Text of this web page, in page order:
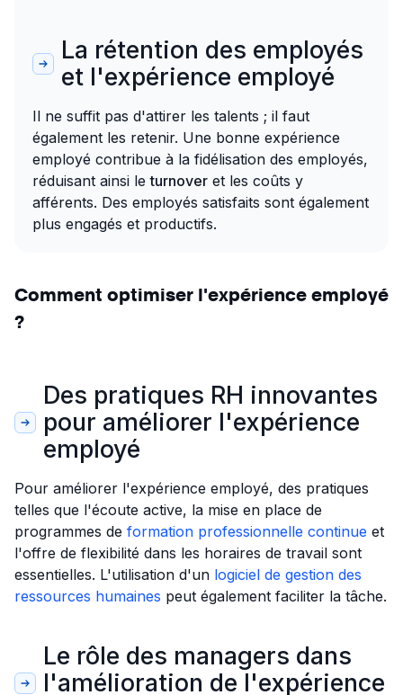
La rétention des employés
et l'expérience employé
Il ne suffit pas d'attirer les talents ; il faut
également les retenir. Une bonne expérience
employé contribue à la fidélisation des employés,
réduisant ainsi leturnover et les coûts y
afférents. Des employés satisfaits sont également
plus engagés et productifs.
Comment optimiser l'expérience employé
?
Des pratiques RH innovantes
pour améliorer l'expérience
employé
Pour améliorer l'expérience employé, des pratiques
telles que l'écoute active, la mise en place de
programmes de formation professionnelle continue et
l'offre de flexibilité dans les horaires de travail sont
essentielles. L'utilisation d'un logiciel de gestion des
ressources humaines peut également faciliter la tâche.
Le rôle des managers dans
l'amélioration de l'expérience